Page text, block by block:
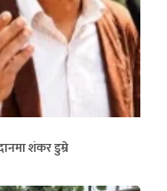
शंकर डुम्रे